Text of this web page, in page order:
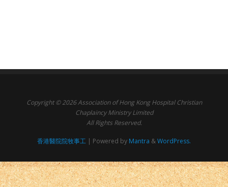
Copyright © 2026 Association of Hong Kong Hospital Christian
Chaplaincy Ministry Limited
All Rights Reserved.
香港醫院院牧事工 | Powered by Mantra &WordPress.